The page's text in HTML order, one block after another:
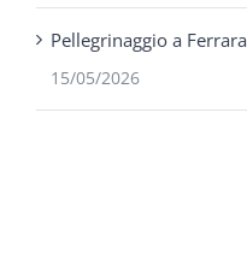
Pellegrinaggio a Ferrara
15/05/2026